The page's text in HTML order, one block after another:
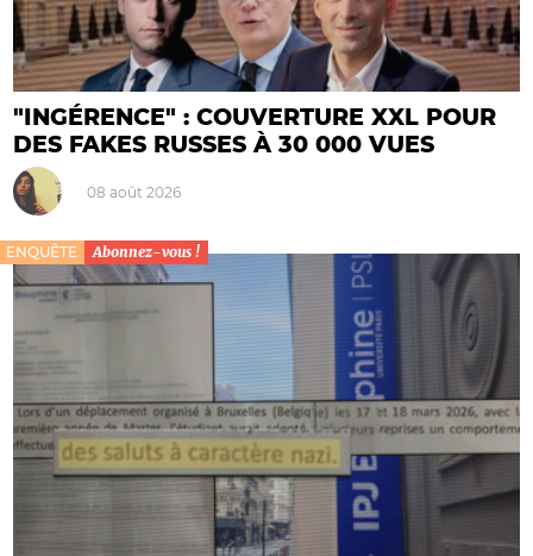
"INGÉRENCE" : COUVERTURE XXL POUR
DES FAKES RUSSES À 30 000 VUES
08 août 2026
ENQUÊTE Abonnez-vous !